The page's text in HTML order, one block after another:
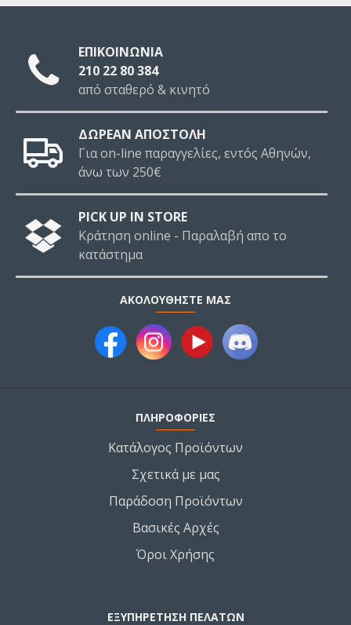
ΕΠΙΚΟΙΝΩΝΙΑ
210 22 80 384
από σταθερό & κινητό
ΔΩΡΕΑΝ ΑΠΟΣΤΟΛΗ
Για on-line παραγγελίες, εντός Αθηνών,
άνω των 250€
PICK UP IN STORE
Κράτηση online - Παραλαβή απο το
κατάστημα
ΑΚΟΛΟΥΘΉΣΤΕ ΜΑΣ
ΠΛΗΡΟΦΟΡΙΕΣ
Κατάλογος Προϊόντων
Σχετικά με μας
Παράδοση Προϊόντων
Βασικές Αρχές
Όροι Χρήσης
ΕΞΥΠΗΡΕΤΗΣΗ ΠΕΛΑΤΩΝ